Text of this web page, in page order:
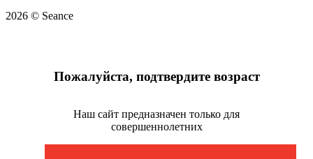
2026 © Seance
Пожалуйста, подтвердите возраст
Наш сайт предназначен только для
совершеннолетних